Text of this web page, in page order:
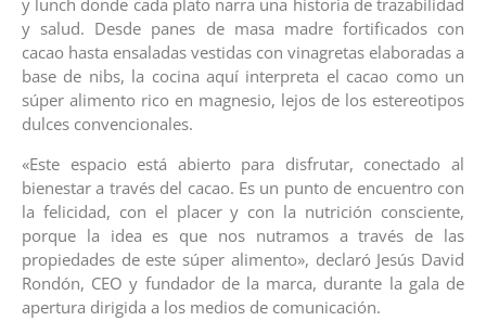
y lunch donde cada plato narra una historia de trazabilidad
y salud. Desde panes de masa madre fortificados con
cacao hasta ensaladas vestidas con vinagretas elaboradas a
base de nibs, la cocina aquí interpreta el cacao como un
súper alimento rico en magnesio, lejos de los estereotipos
dulces convencionales.
«Este espacio está abierto para disfrutar, conectado al
bienestar a través del cacao. Es un punto de encuentro con
la felicidad, con el placer y con la nutrición consciente,
porque la idea es que nos nutramos a través de las
propiedades de este súper alimento», declaró Jesús David
Rondón, CEO y fundador de la marca, durante la gala de
apertura dirigida a los medios de comunicación.